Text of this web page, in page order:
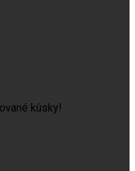
kúsky!